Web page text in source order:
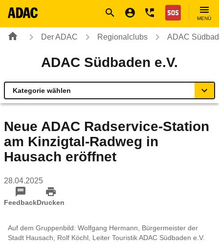
Nothilfe
MENÜ
Der ADAC Regionalclubs ADAC
ADAC Südbaden e.V.
Kategorie wählen
ADAC zu Mobilität und Verkehr
Online-Terminvereinbarung
Neue ADAC Radservice-Station
am Kinzigtal-Radweg in
Hausach eröffnet
28.04.2025
FeedbackDrucken
Auf dem Gruppenbild: Wolfgang Hermann, Bürgermeister der
Stadt Hausach, Rolf Köchl, Leiter Touristik ADAC Südbaden e.V.